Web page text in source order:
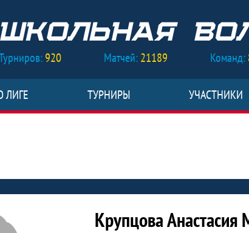
920 Матчей:21189 Команд:
ЛИГЕ ТУРНИРЫ УЧАСТНИКИ
Крупцова Анастасия Михайловна
Крупцова Анастасия